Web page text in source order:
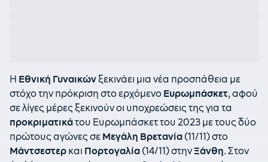
Η Εθνική Γυναικών ξεκινάει μια νέα προσπάθεια με
στόχο την πρόκριση στο ερχόμενο Ευρωμπάσκετ, αφού
σε λίγες μέρες ξεκινούν οι υποχρεώσεις της για τα
προκριματικάτου Ευρωμπάσκετ του 2023 με τους δύο
πρώτους αγώνες σε Μεγάλη Βρετανία (11/11) στο
Μάντσεστερ και Πορτογαλία (14/11) στηνΞάνθη. Στον